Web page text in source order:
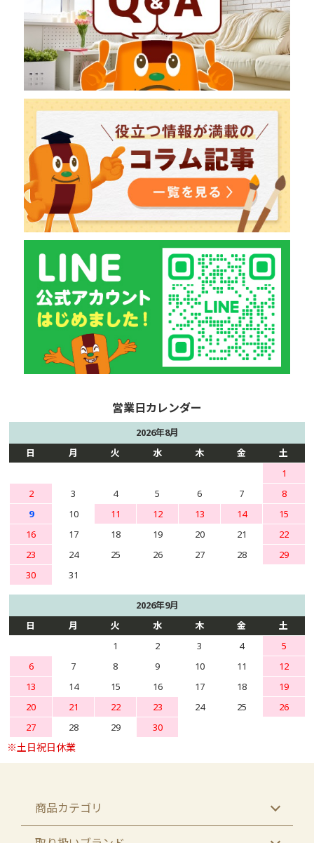
2026年8月
日
月 火 水 木 金
土
1
2
3 4 5 6 7
8
9
10 11 12 13 14
15
16
17 18 19 20 21
22
23
24 25 26 27 28
29
30
31
2026年9月
日
月 火 水 木 金
土
1
2 3 4
5
6
7 8 9 10 11
12
13
14 15 16 17 18
19
20
21 22 23 24 25
26
27
28 29 30
商品カテゴリ